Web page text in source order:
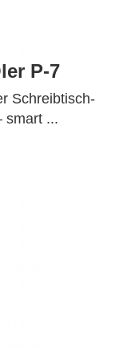
P-7
Schreibtisch-
smart ...